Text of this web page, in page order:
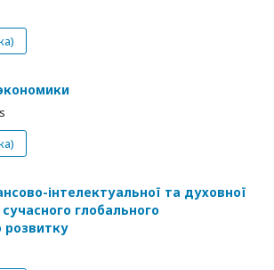
інтелектуальної та духовної
глобального
розвитку